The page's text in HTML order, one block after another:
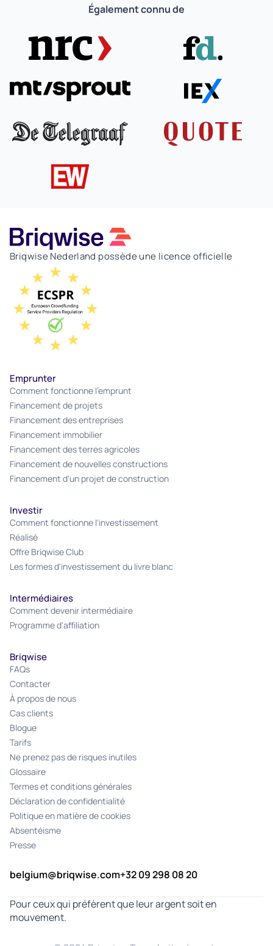
Également connu de
Briqwise Nederland possède une licence officielle
Emprunter
Comment fonctionne l'emprunt
Financement de projets
Financement des entreprises
Financement immobilier
Financement des terres agricoles
Financement de nouvelles constructions
Financement d'un projet de construction
Investir
Comment fonctionne l'investissement
Réalisé
Offre Briqwise Club
Les formes d'investissement du livre blanc
Intermédiaires
Comment devenir intermédiaire
Programme d'affiliation
Briqwise
FAQs
Contacter
À propos de nous
Cas clients
Blogue
Tarifs
Ne prenez pas de risques inutiles
Glossaire
Termes et conditions générales
Déclaration de confidentialité
Politique en matière de cookies
Absentéisme
Presse
belgium@briqwise.com+32 09 298 08 20
Pour ceux qui préfèrent que leur argent soit en
mouvement.